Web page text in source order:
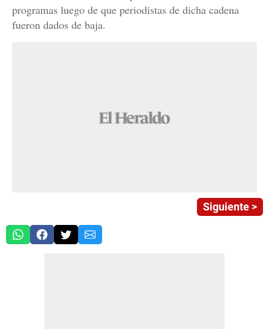
programas luego de que periodistas de dicha cadena
fueron dados de baja.
Siguiente >